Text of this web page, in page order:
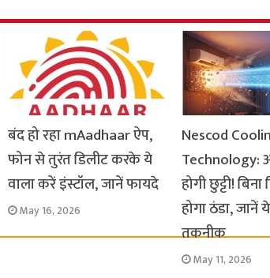
बंद हो रहा mAadhaar ऐप,
फोन से तुरंत डिलीट करके ये
वाला करें इंस्टॉल, जानें फायदे
May 16, 2026
Nescod
Technology:
होगी छुट्टी!
होगा ठंडा, जानें
तकनीक
May 11, 2026